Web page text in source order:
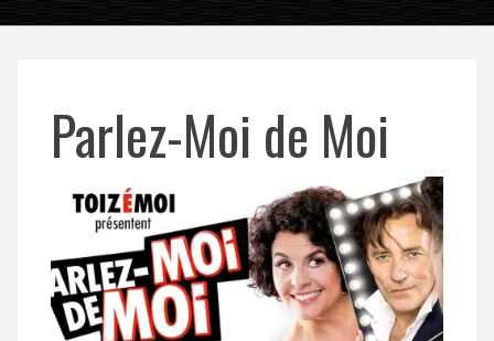
Parlez-Moi de Moi